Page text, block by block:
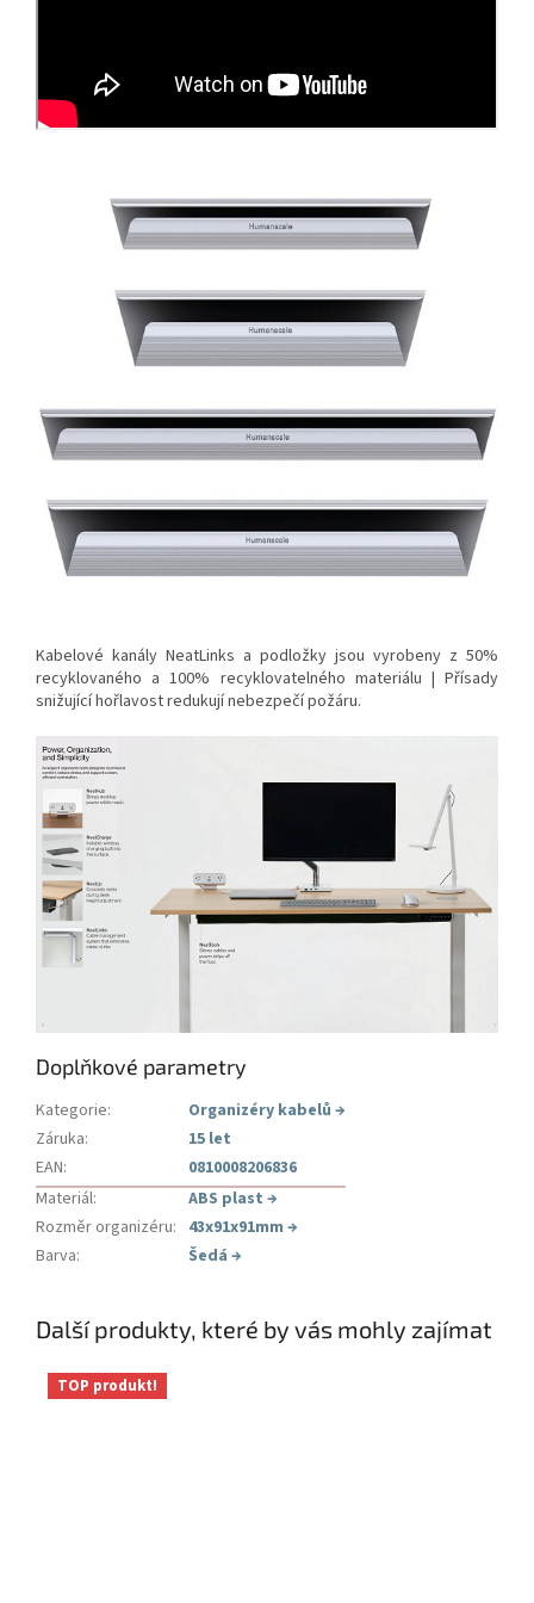
Kabelové kanály NeatLinks a podložky jsou vyrobeny z 50%
recyklovaného a 100% recyklovatelného materiálu | Přísady
snižující hořlavost redukují nebezpečí požáru.
Doplňkové parametry
Kategorie: Organizéry kabelů →
Záruka:
15 let
EAN:
0810008206836
Materiál: ABS plast →
Rozměr organizéru: 43x91x91mm →
Barva: Šedá →
Další produkty, které by vás mohly zajímat
TOP produkt!